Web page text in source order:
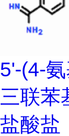
5'-(4-
三联苯
盐酸盐